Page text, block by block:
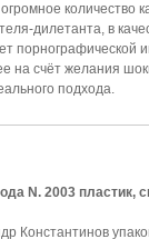
количество
дилетанта, в
порнографической
на счёт желания
подхода.
N. 2003 пластик,
Константинов